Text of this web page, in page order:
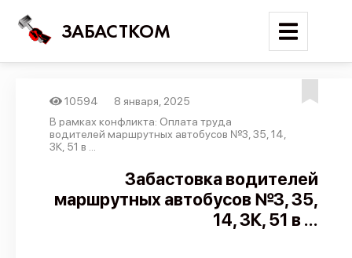
ЗАБАСТКОМ
Войти
Новости
Карта событий
10594
8 января, 2025
В рамках конфликта: Оплата труда
водителей маршрутных автобусов №3, 35, 14,
3К, 51 в ...
Забастовка водителей
маршрутных автобусов №3, 35,
14, 3К, 51 в ...